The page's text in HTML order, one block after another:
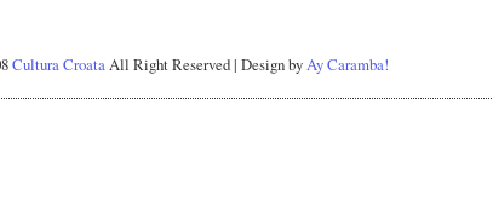
Cultura CroataAll Right Reserved | Design byAy Caramba!